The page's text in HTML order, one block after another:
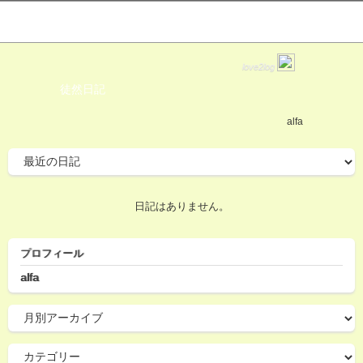
love2log
徒然日記
alfa
日記はありません。
プロフィール
alfa